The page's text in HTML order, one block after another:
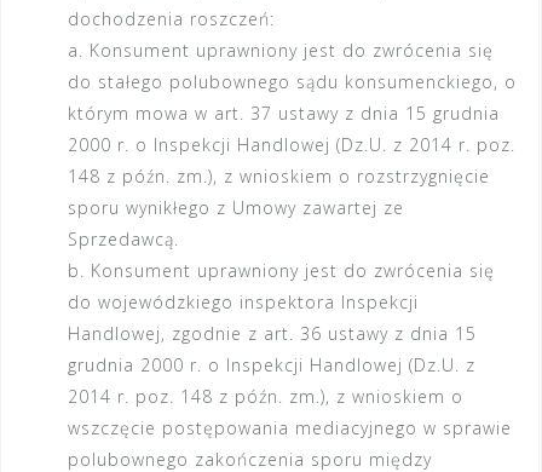
dochodzenia roszczeń:
a. Konsument uprawniony jest do zwrócenia się
do stałego polubownego sądu konsumenckiego, o
którym mowa w art. 37 ustawy z dnia 15 grudnia
2000 r. o Inspekcji Handlowej (Dz.U. z 2014 r. poz.
148 z późn. zm.), z wnioskiem o rozstrzygnięcie
sporu wynikłego z Umowy zawartej ze
Sprzedawcą.
b. Konsument uprawniony jest do zwrócenia się
do wojewódzkiego inspektora Inspekcji
Handlowej, zgodnie z art. 36 ustawy z dnia 15
grudnia 2000 r. o Inspekcji Handlowej (Dz.U. z
2014 r. poz. 148 z późn. zm.), z wnioskiem o
wszczęcie postępowania mediacyjnego w sprawie
polubownego zakończenia sporu między